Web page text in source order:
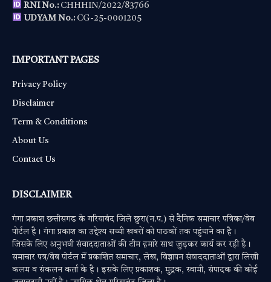
RNI No.:CHHHIN/2022/83766
UDYAM No.:CG-25-0001205
IMPORTANT PAGES
Privacy Policy
Disclaimer
Term & Conditions
About Us
Contact Us
DISCLAIMER
गंगा प्रकाश छत्तीसगढ के गरियाबंद जिले छुरा(न.प.) से दैनिक समाचार पत्रिका/वेब
पोर्टल है। गंगा प्रकाश का उद्देश्य सच्ची खबरों को पाठकों तक पहुंचाने का है।
जिसके लिए अनुभवी संवाददाताओं की टीम हमारे साथ जुड़कर कार्य कर रही है।
समाचार पत्र/वेब पोर्टल में प्रकाशित समाचार, लेख, विज्ञापन संवाददाताओं द्वारा लिखी
कलम व संकलन कर्ता के है। इसके लिए प्रकाशक, मुद्रक, स्वामी, संपादक की कोई